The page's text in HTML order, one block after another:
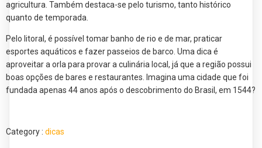
agricultura. Também destaca-se pelo turismo, tanto histórico
quanto de temporada.
Pelo litoral, é possível tomar banho de rio e de mar, praticar
esportes aquáticos e fazer passeios de barco. Uma dica é
aproveitar a orla para provar a culinária local, já que a região possui
boas opções de bares e restaurantes. Imagina uma cidade que foi
fundada apenas 44 anos após o descobrimento do Brasil, em 1544?
Category : dicas